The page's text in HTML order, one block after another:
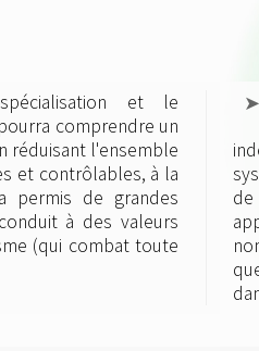
et le
comprendre un
réduisant l'ensemble
et contrôlables, à la
permis de grandes
à des valeurs
(qui combat toute